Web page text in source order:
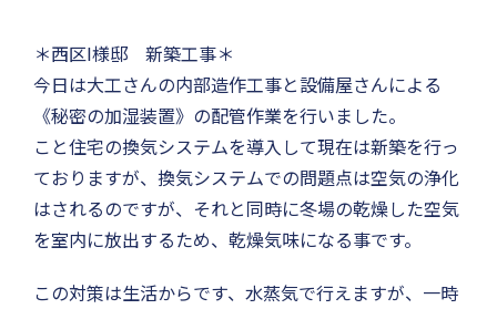
＊西区I様邸 新築工事＊
今日は大工さんの内部造作工事と設備屋さんによる
《秘密の加湿装置》の配管作業を行いました。
こと住宅の換気システムを導入して現在は新築を行っ
ておりますが、換気システムでの問題点は空気の浄化
はされるのですが、それと同時に冬場の乾燥した空気
を室内に放出するため、乾燥気味になる事です。
この対策は生活からです、水蒸気で行えますが、一時